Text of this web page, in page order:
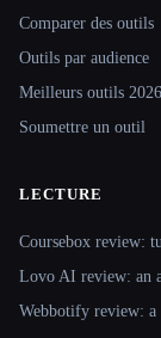
Comparer des outils
Outils par audience
Meilleurs outils 2026
Soumettre un outil
LECTURE
Coursebox review:
Lovo AI review: an
Webbotify review: a